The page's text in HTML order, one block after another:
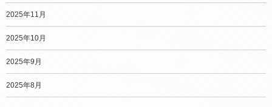
2025年11月
2025年10月
2025年9月
2025年8月